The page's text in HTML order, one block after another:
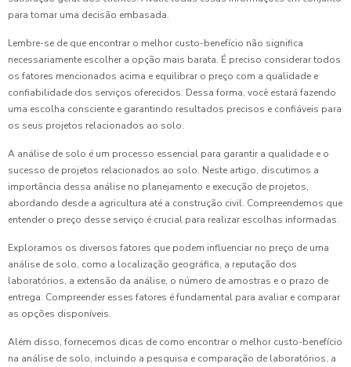
para tomar uma decisão embasada.
Lembre-se de que encontrar o melhor custo-benefício não significa
necessariamente escolher a opção mais barata. É preciso considerar todos
os fatores mencionados acima e equilibrar o preço com a qualidade e
confiabilidade dos serviços oferecidos. Dessa forma, você estará fazendo
uma escolha consciente e garantindo resultados precisos e confiáveis para
os seus projetos relacionados ao solo.
A análise de solo é um processo essencial para garantir a qualidade e o
sucesso de projetos relacionados ao solo. Neste artigo, discutimos a
importância dessa análise no planejamento e execução de projetos,
abordando desde a agricultura até a construção civil. Compreendemos que
entender o preço desse serviço é crucial para realizar escolhas informadas.
Exploramos os diversos fatores que podem influenciar no preço de uma
análise de solo, como a localização geográfica, a reputação dos
laboratórios, a extensão da análise, o número de amostras e o prazo de
entrega. Compreender esses fatores é fundamental para avaliar e comparar
as opções disponíveis.
Além disso, fornecemos dicas de como encontrar o melhor custo-benefício
na análise de solo, incluindo a pesquisa e comparação de laboratórios, a